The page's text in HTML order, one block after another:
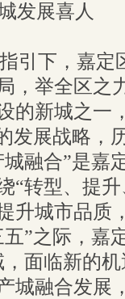
发展喜人
引下，嘉定
，举全区之
的新城之一
发展战略，
融合”是嘉
“转型、提
升城市品质
”之际，嘉
面临新的
城融合发展